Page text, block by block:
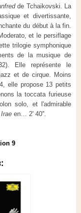
de Tchaikovski. La
et divertissante,
du début à la fin.
et le persiflage
trilogie symphonique
de la musique de
Elle représente le
et de cirque. Moins
elle propose 13 petits
la toccata furieuse
solo, et l'admirable
en… 2' 40''.
9
: